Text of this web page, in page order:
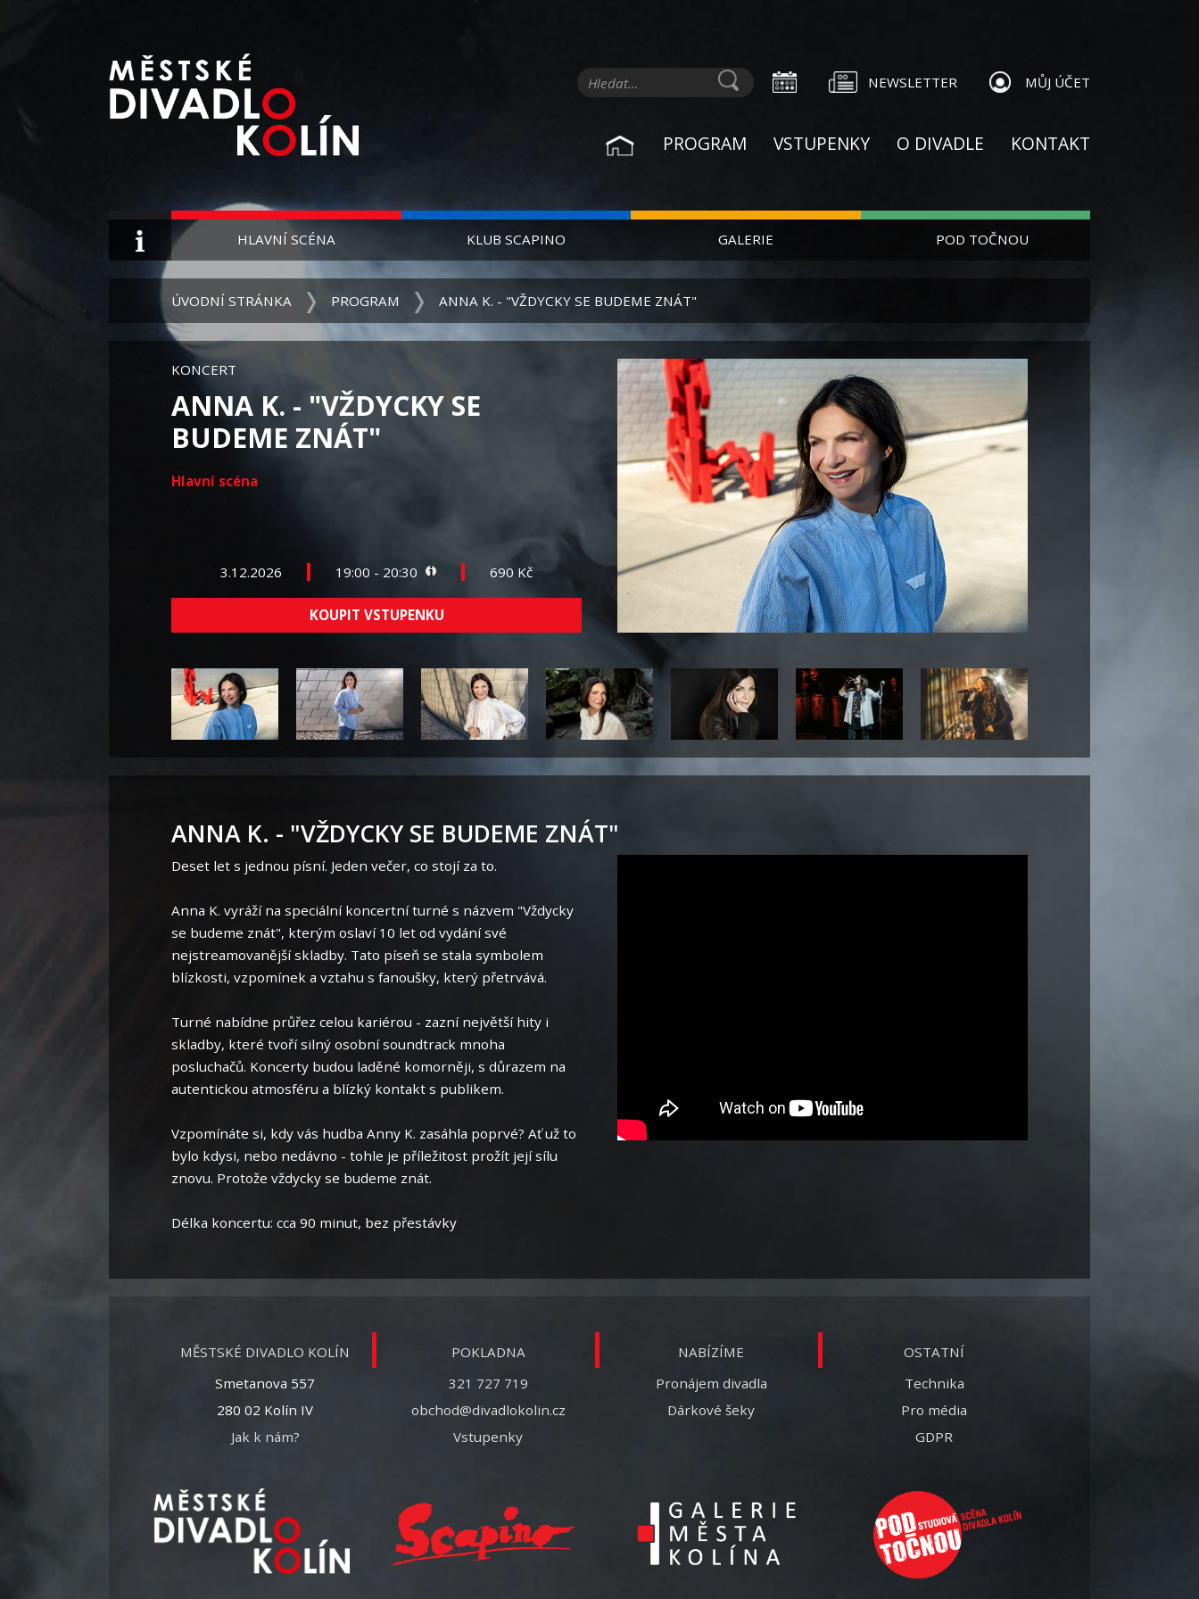
NEWSLETTER MŮJ ÚČET
PROGRAM VSTUPENKY O DIVADLE KONTAKT
HLAVNÍ SCÉNA KLUB SCAPINO GALERIE POD TOČNOU
ÚVODNÍ STRÁNKA PROGRAM ANNA K. - "VŽDYCKY SE BUDEME ZNÁT"
KONCERT
ANNA K. - "VŽDYCKY SE
BUDEME ZNÁT"
Hlavní scéna
3.12.2026 19:00 - 20:30 690 Kč
KOUPIT VSTUPENKU
ANNA K. - "VŽDYCKY SE BUDEME ZNÁT"
Deset let s jednou písní. Jeden večer, co stojí za to.
Anna K. vyráží na speciální koncertní turné s názvem "Vždycky
se budeme znát", kterým oslaví 10 let od vydání své
nejstreamovanější skladby. Tato píseň se stala symbolem
blízkosti, vzpomínek a vztahu s fanoušky, který přetrvává.
Turné nabídne průřez celou kariérou - zazní největší hity i
skladby, které tvoří silný osobní soundtrack mnoha
posluchačů. Koncerty budou laděné komorněji, s důrazem na
autentickou atmosféru a blízký kontakt s publikem.
Vzpomínáte si, kdy vás hudba Anny K. zasáhla poprvé? Ať už to
bylo kdysi, nebo nedávno - tohle je příležitost prožít její sílu
znovu. Protože vždycky se budeme znát.
Délka koncertu: cca 90 minut, bez přestávky
MĚSTSKÉ DIVADLO KOLÍN
Smetanova 557
280 02 Kolín IV
Jak k nám?
POKLADNA
321 727 719
obchod@divadlokolin.cz
Vstupenky
NABÍZÍME
Pronájem divadla
Dárkové šeky
OSTATNÍ
Technika
Pro média
GDPR